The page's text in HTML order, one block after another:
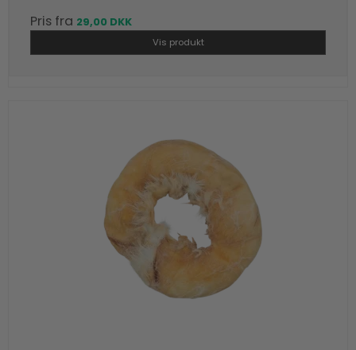
Pris fra 29,00 DKK
Vis produkt